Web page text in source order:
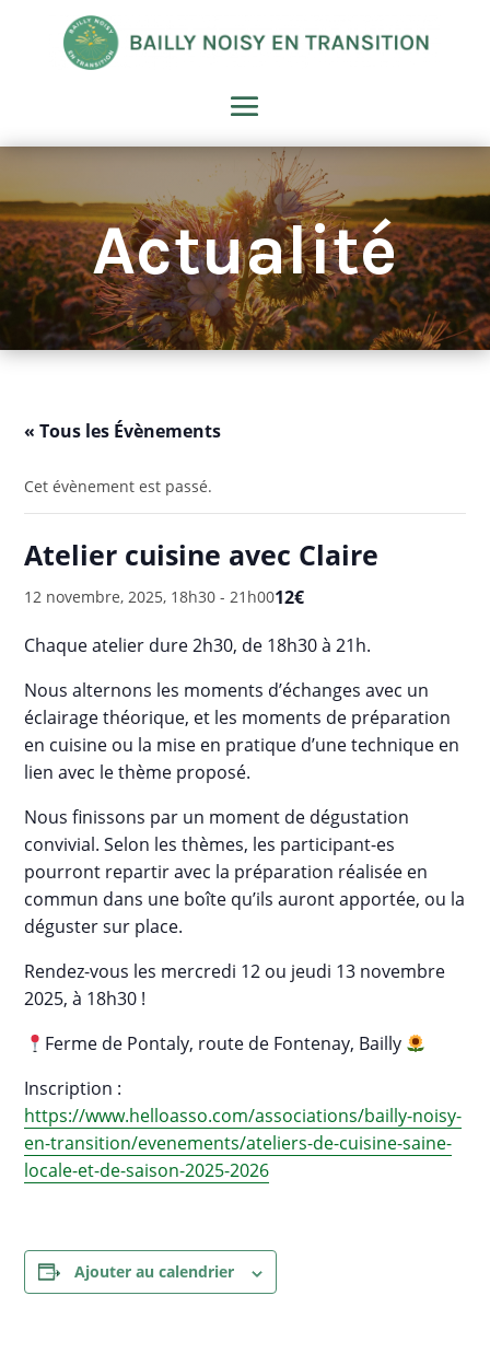
Actualité
« Tous les Évènements
Cet évènement est passé.
Atelier cuisine avec Claire
12 novembre, 2025, 18h30 -21h0012€
Chaque atelier dure 2h30, de 18h30 à 21h.
Nous alternons les moments d’échanges avec un
éclairage théorique, et les moments de préparation
en cuisine ou la mise en pratique d’une technique en
lien avec le thème proposé.
Nous finissons par un moment de dégustation
convivial. Selon les thèmes, les participant-es
pourront repartir avec la préparation réalisée en
commun dans une boîte qu’ils auront apportée, ou la
déguster sur place.
Rendez-vous les mercredi 12 ou jeudi 13 novembre
2025, à 18h30 !
Ferme de Pontaly, route de Fontenay, Bailly
Inscription :
https://www.helloasso.com/associations/bailly-noisy-
en-transition/evenements/ateliers-de-cuisine-saine-
locale-et-de-saison-2025-2026
Ajouter au calendrier